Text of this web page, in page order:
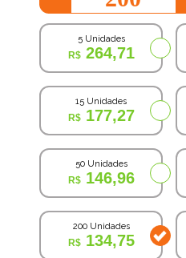
5 Unidades
264,71
15 Unidades
177,27
50 Unidades
146,96
200 Unidades
134,75